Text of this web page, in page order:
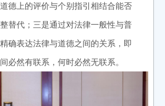
德上的评价与个别指引相结合能否
替代；三是通过对法律一般性与普
确表达法律与道德之间的关系，即
必然有联系，何时必然无联系。